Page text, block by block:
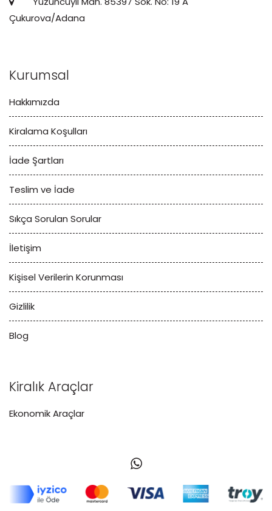
Çukurova/Adana
Kurumsal
Hakkımızda
Kiralama Koşulları
İade Şartları
Teslim ve İade
Sıkça Sorulan Sorular
İletişim
Kişisel Verilerin Korunması
Gizlilik
Blog
Kiralık Araçlar
Ekonomik Araçlar